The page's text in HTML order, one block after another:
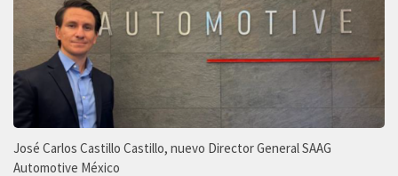
José Carlos Castillo Castillo, nuevo Director General SAAG
Automotive México